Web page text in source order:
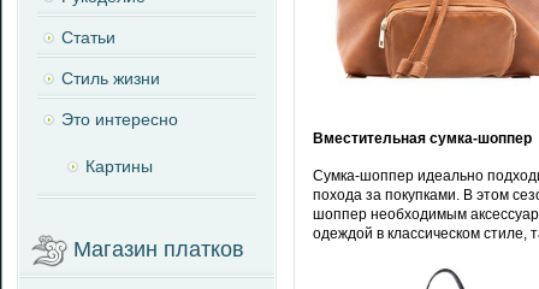
Вместительная сумка-шоппер
Сумка-шоппер идеально
похода за покупками. В этом
шоппер необходимым
одеждой в классическом стиле,
Статьи
Стиль жизни
Это интересно
Картины
Магазин платков